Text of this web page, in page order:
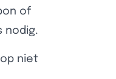
of
nodig.
niet